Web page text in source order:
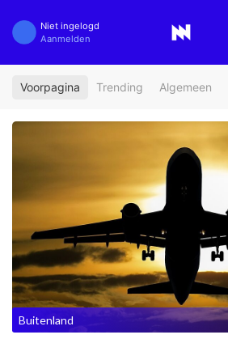
Niet ingelogd
Aanmelden
Voorpagina Trending Algemeen
Buitenland